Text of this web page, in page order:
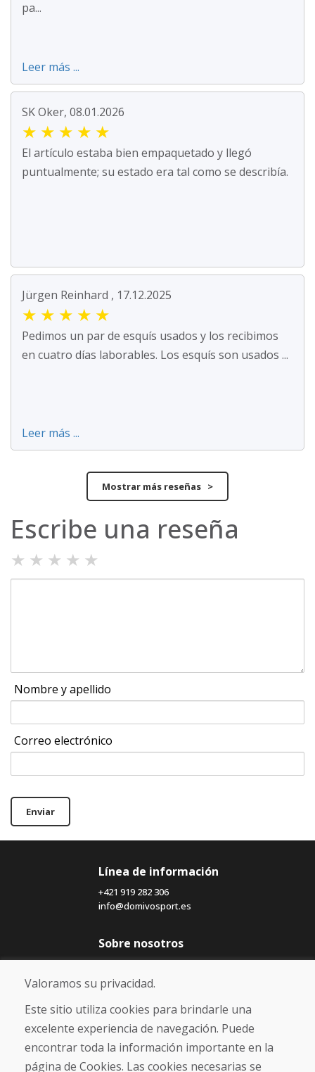
pa...
Leer más ...
SK Oker, 08.01.2026
★ ★ ★ ★ ★
El artículo estaba bien empaquetado y llegó
puntualmente; su estado era tal como se describía.
Jürgen Reinhard , 17.12.2025
★ ★ ★ ★ ★
Pedimos un par de esquís usados y los recibimos
en cuatro días laborables. Los esquís son usados ...
Leer más ...
Mostrar más reseñas >
Escribe una reseña
★ ★ ★ ★ ★
Nombre y apellido
Correo electrónico
Enviar
Línea de información
+421 919 282 306
info@domivosport.es
Sobre nosotros
Blog
Sobre nosotros
Comercio
Contacto
Compra
Tienda electrónica
Valoramos su privacidad.
Este sitio utiliza cookies para brindarle una
excelente experiencia de navegación. Puede
encontrar toda la información importante en la
página de Cookies. Las cookies necesarias se